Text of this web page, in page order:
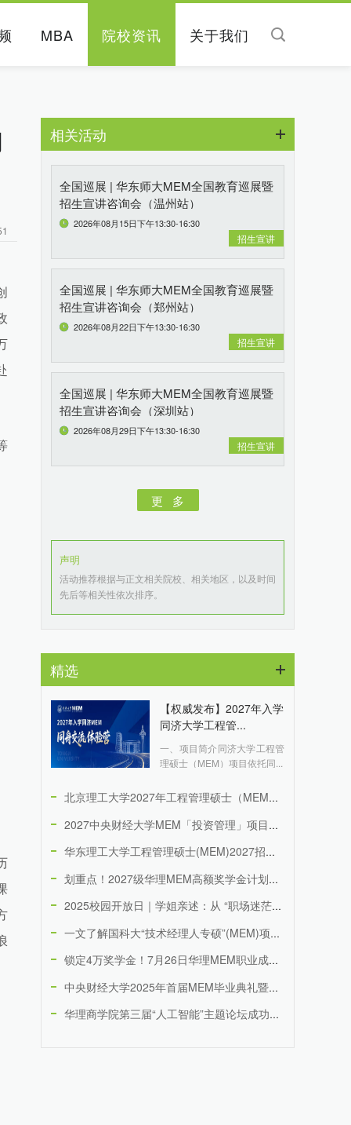
MBA 院校资讯 关于我们
相关活动
全国巡展 | 华东师大MEM全国教育巡展暨
招生宣讲咨询会（温州站）
2026年08月15日下午13:30-16:30
招生宣讲
全国巡展 | 华东师大MEM全国教育巡展暨
招生宣讲咨询会（郑州站）
2026年08月22日下午13:30-16:30
招生宣讲
全国巡展 | 华东师大MEM全国教育巡展暨
招生宣讲咨询会（深圳站）
2026年08月29日下午13:30-16:30
招生宣讲
更 多
声明
活动推荐根据与正文相关院校、相关地区，以及时间
先后等相关性依次排序。
精选
【权威发布】2027年入学
同济大学工程管...
一、项目简介同济大学工程管
理硕士（MEM）项目依托同...
北京理工大学2027年工程管理硕士（MEM）招生说明（专业代...
2027中央财经大学MEM「投资管理」项目介绍
华东理工大学工程管理硕士(MEM)2027招生宣传册
划重点！2027级华理MEM高额奖学金计划，重磅奖励，多重叠...
2025校园开放日｜学姐亲述：从 “职场迷茫”到 “思维清晰...
一文了解国科大“技术经理人专硕”(MEM)项目及2026年招...
锁定4万奖学金！7月26日华理MEM职业成长营线上场次，20...
中央财经大学2025年首届MEM毕业典礼暨学位授予仪式隆重举...
华理商学院第三届“人工智能”主题论坛成功举办——探索AI新范...